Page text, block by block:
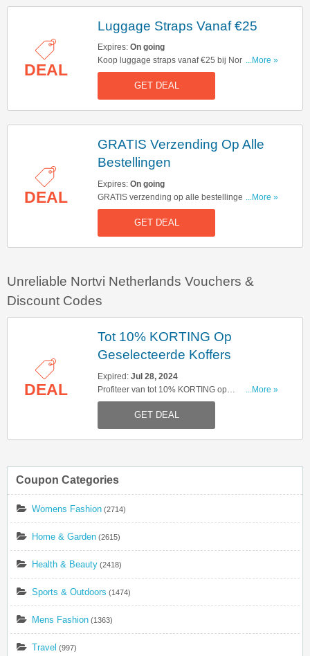
DEAL
Luggage Straps Vanaf €25
Expires: On going
Koop luggage straps vanaf €25 bij Nortvi. Wees
snel en koop nu!
...More »
GET DEAL
DEAL
GRATIS Verzending Op Alle
Bestellingen
Expires: On going
GRATIS verzending op alle bestellingen bij
Nortvi. Klik hier om nu te kopen!
...More »
GET DEAL
Unreliable Nortvi Netherlands Vouchers &
Discount Codes
DEAL
Tot 10% KORTING Op
Geselecteerde Koffers
Expired: Jul 28, 2024
Profiteer van tot 10% KORTING op
geselecteerde koffers. Mis deze kans niet!
...More »
GET DEAL
Coupon Categories
Womens Fashion (2714)
Home & Garden (2615)
Health & Beauty (2418)
Sports & Outdoors (1474)
Mens Fashion (1363)
Travel (997)